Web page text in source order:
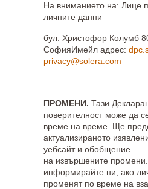
На вниманието на: Лице
личните данни
бул. Христофор Колумб
СофияИмейл адрес:
privacy@solera.com
ПРОМЕНИ. Тази
поверителност може да
време на време. Ще
актуализираното
уебсайт и обобщение
на извършените
информирайте ни, ако
променят по време на